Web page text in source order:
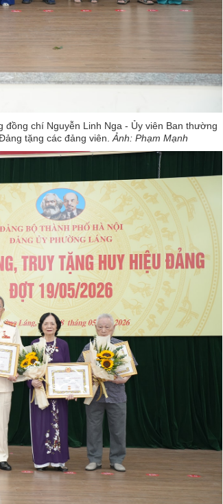
chí Nguyễn Linh Nga - Ủy viên Ban thường
tặng các đảng viên. Ảnh: Phạm Mạnh